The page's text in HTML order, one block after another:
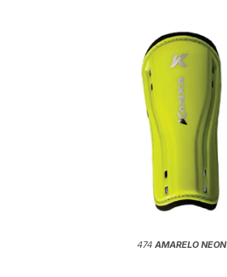
474 AMARELO NEON